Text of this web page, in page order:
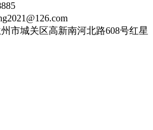
市城关区高新南河北路608号红星